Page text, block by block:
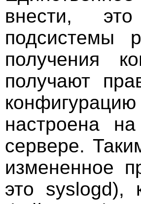
внести, это
подсистемы
получения
получают
настроена
сервере.
измененное
это syslogd),